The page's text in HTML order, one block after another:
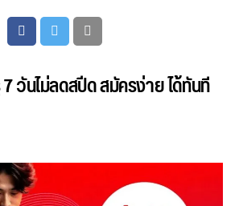
7 วันไม่ลดสปีด สมัครง่าย ได้ทันที